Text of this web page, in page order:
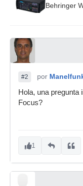
Behringer
#2 por
Hola, una pregunta
Focus?
1